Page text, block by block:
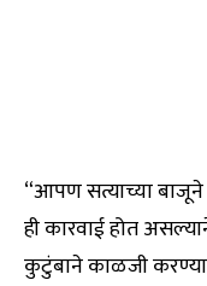
“आपण सत्याच्या
ही कारवाई होत
कुटुंबाने काळजी